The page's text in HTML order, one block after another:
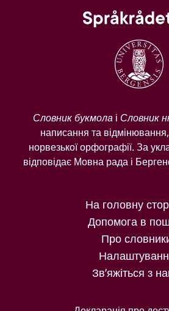
Словник букмолаі Словник
написання та
норвезької орфографії. За
відповідає Мовна рада і
На головну
Допомога в
Про
Зв’яжіться з